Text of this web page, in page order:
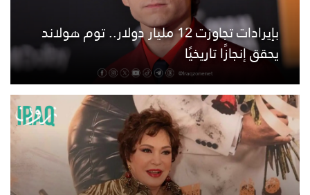
بإيرادات تجاوزت 12 مليار دولار.. توم هولاند
يحقق إنجازًا تاريخيًا